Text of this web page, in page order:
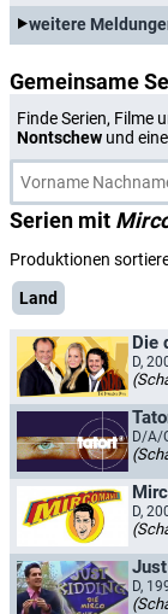
weitere
Gemeinsame
Finde Serien, Filme
Nontschew und
Serien mit
Produktionen
Land
D,
D/A/
D,
D,